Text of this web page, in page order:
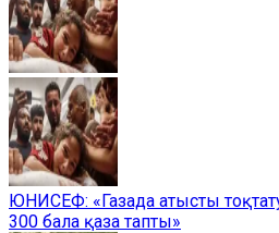
ЮНИСЕФ: «Газада атысты
300 бала қаза тапты»